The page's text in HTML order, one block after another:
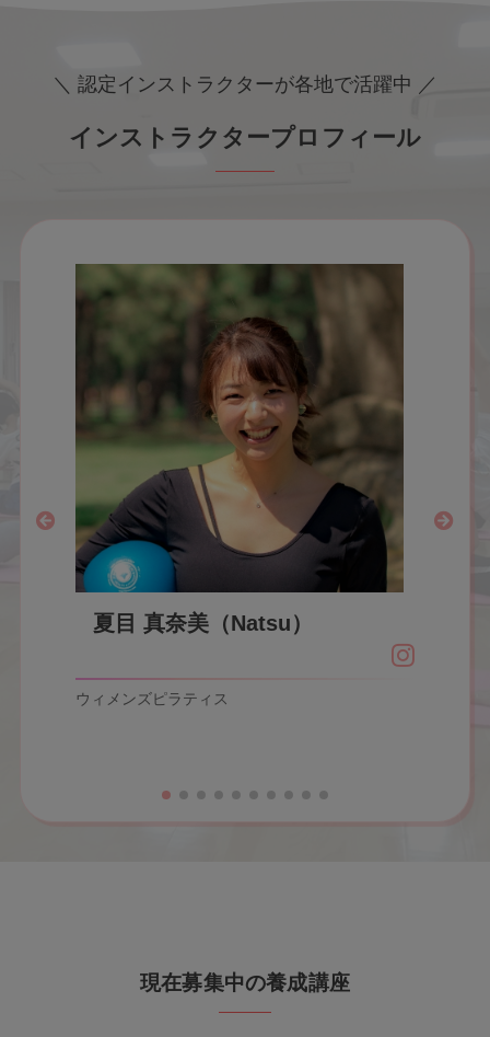
＼ 認定インストラクターが各地で活躍中 ／
インストラクタープロフィール
林 貴子（Takako）
現在募集中の養成講座